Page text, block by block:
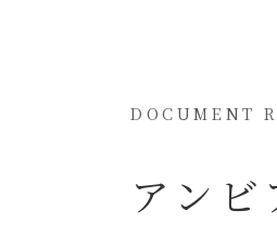
DOCUMENT
アンビ